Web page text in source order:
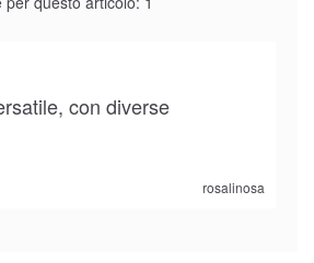
rosalinosa
con diverse